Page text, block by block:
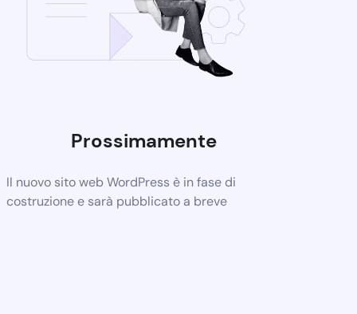
Prossimamente
Il nuovo sito web WordPress è in fase di
costruzione e sarà pubblicato a breve